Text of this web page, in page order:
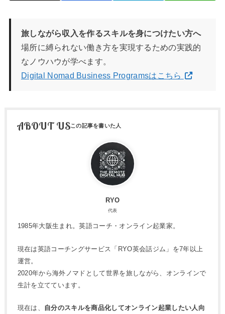
旅しながら収入を作るスキルを身につけたい方へ
場所に縛られない働き方を実現するための実践的
なノウハウが学べます。
Digital Nomad Business Programsはこちら
ABOUT US
RYO
代表
1985年大阪生まれ。英語コーチ・オンライン起業家。
現在は英語コーチングサービス「RYO英会話ジム」を7年以上
運営。
2020年から海外ノマドとして世界を旅しながら、オンラインで
生計を立てています。
現在は、 自分のスキルを商品化してオンライン起業したい人向